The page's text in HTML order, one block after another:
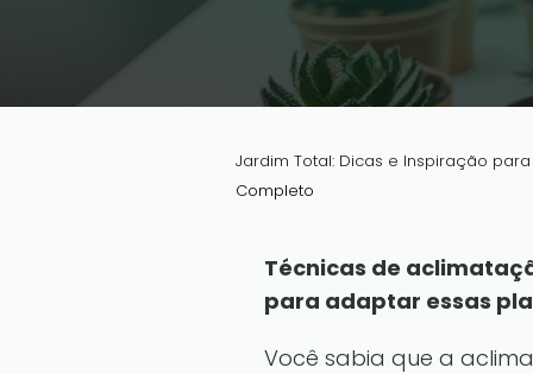
Jardim Total: Dicas e Inspiração
Completo
Técnicas de
para adaptar essas
Você sabia que a